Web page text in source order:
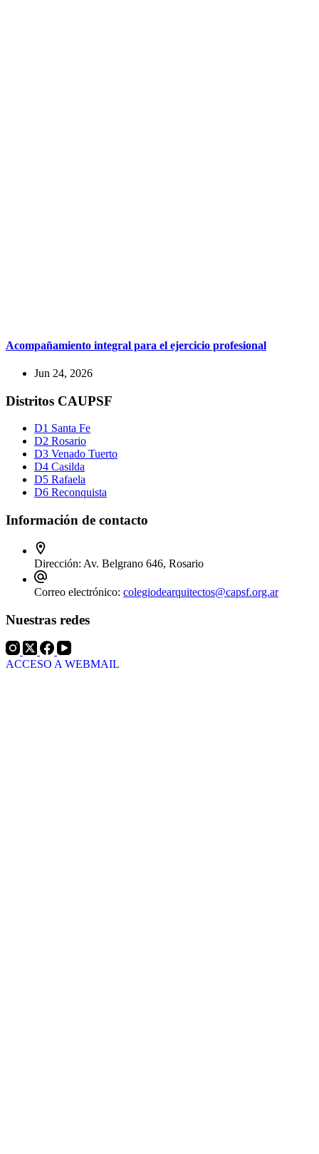
Acompañamiento integral para el ejercicio profesional
Jun 24, 2026
Distritos CAUPSF
D1 Santa Fe
D2 Rosario
D3 Venado Tuerto
D4 Casilda
D5 Rafaela
D6 Reconquista
Información de contacto
Dirección: Av. Belgrano 646, Rosario
Correo electrónico: colegiodearquitectos@capsf.org.ar
Nuestras redes
ACCESO A WEBMAIL